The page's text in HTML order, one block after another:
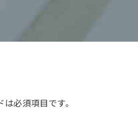
必須項目です。